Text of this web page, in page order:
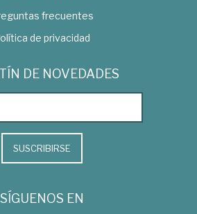
frecuentes
de privacidad
DE NOVEDADES
SUSCRIBIRSE
SÍGUENOS EN